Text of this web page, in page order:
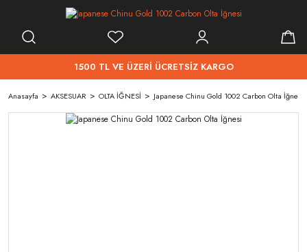
1500 TL VE ÜZERİ ÜCRETSİZ KARGO
Anasayfa AKSESUAR OLTA İĞNESİ Japanese Chinu Gold 1002 Carbon Olta İğnesi